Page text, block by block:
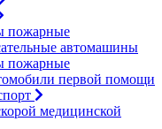
пожарные
автомашины
пожарные
первой помощи
медицинской